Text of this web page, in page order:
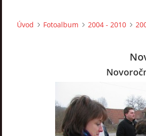
Úvod Fotoalbum 2004 - 2010